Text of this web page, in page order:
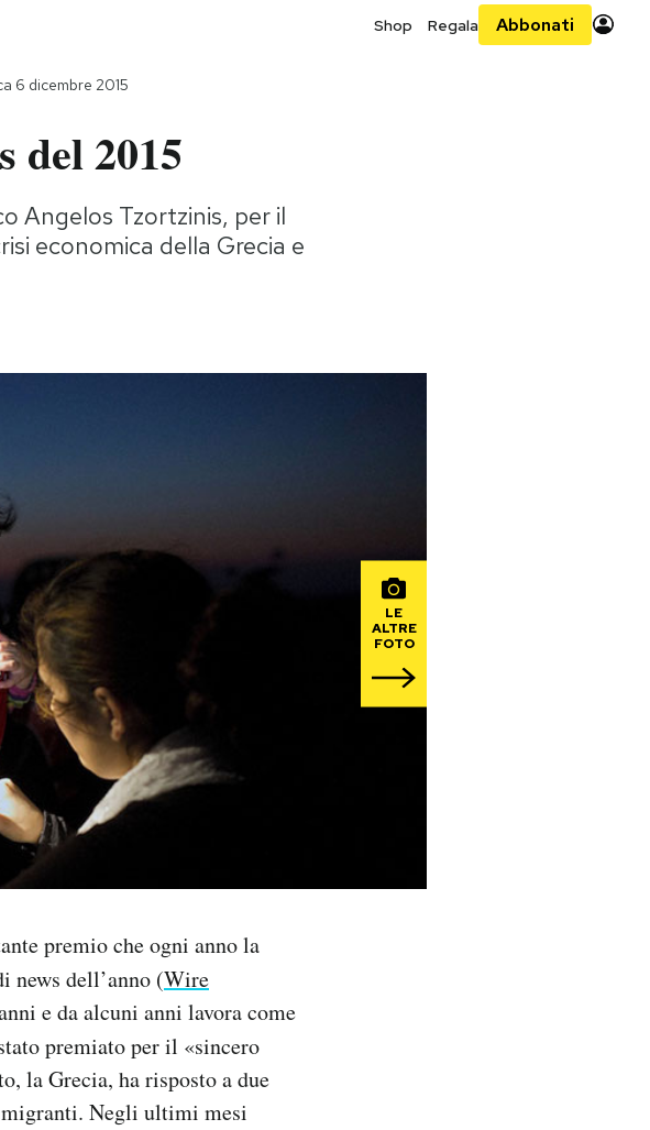
Shop Regala Abbonati
6 dicembre 2015
del 2015
Angelos Tzortzinis, per il
economica della Grecia e
LE
ALTRE
FOTO
premio che ogni anno la
news dell’anno (Wire
e da alcuni anni lavora come
premiato per il «sincero
la Grecia, ha risposto a due
Negli ultimi mesi